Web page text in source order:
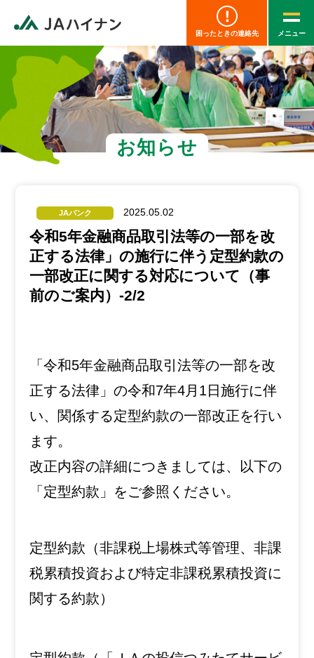
困ったときの連絡先
お知らせ
JAバンク 2025.05.02
令和5年金融商品取引法等の一部を改
正する法律」の施行に伴う定型約款の
一部改正に関する対応について（事
前のご案内）-2/2
「令和5年金融商品取引法等の一部を改
正する法律」の令和7年4月1日施行に伴
い、関係する定型約款の一部改正を行い
ます。
改正内容の詳細につきましては、以下の
「定型約款」をご参照ください。
定型約款（非課税上場株式等管理、非課
税累積投資および特定非課税累積投資に
関する約款）